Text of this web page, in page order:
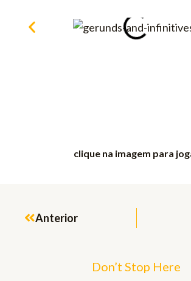
clique na imagem para
Anterior
Don’t Stop Here